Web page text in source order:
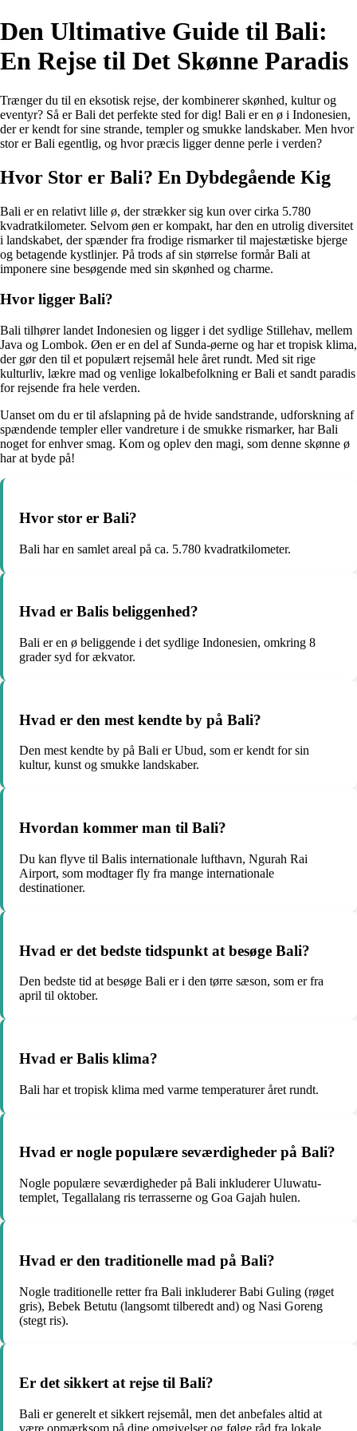
Den Ultimative Guide til Bali:
En Rejse til Det Skønne Paradis
Trænger du til en eksotisk rejse, der kombinerer skønhed, kultur og
eventyr? Så er Bali det perfekte sted for dig! Bali er en ø i Indonesien,
der er kendt for sine strande, templer og smukke landskaber. Men hvor
stor er Bali egentlig, og hvor præcis ligger denne perle i verden?
Hvor Stor er Bali? En Dybdegående Kig
Bali er en relativt lille ø, der strækker sig kun over cirka 5.780
kvadratkilometer. Selvom øen er kompakt, har den en utrolig diversitet
i landskabet, der spænder fra frodige rismarker til majestætiske bjerge
og betagende kystlinjer. På trods af sin størrelse formår Bali at
imponere sine besøgende med sin skønhed og charme.
Hvor ligger Bali?
Bali tilhører landet Indonesien og ligger i det sydlige Stillehav, mellem
Java og Lombok. Øen er en del af Sunda-øerne og har et tropisk klima,
der gør den til et populært rejsemål hele året rundt. Med sit rige
kulturliv, lækre mad og venlige lokalbefolkning er Bali et sandt paradis
for rejsende fra hele verden.
Uanset om du er til afslapning på de hvide sandstrande, udforskning af
spændende templer eller vandreture i de smukke rismarker, har Bali
noget for enhver smag. Kom og oplev den magi, som denne skønne ø
har at byde på!
Hvor stor er Bali?
Bali har en samlet areal på ca. 5.780 kvadratkilometer.
Hvad er Balis beliggenhed?
Bali er en ø beliggende i det sydlige Indonesien, omkring 8
grader syd for ækvator.
Hvad er den mest kendte by på Bali?
Den mest kendte by på Bali er Ubud, som er kendt for sin
kultur, kunst og smukke landskaber.
Hvordan kommer man til Bali?
Du kan flyve til Balis internationale lufthavn, Ngurah Rai
Airport, som modtager fly fra mange internationale
destinationer.
Hvad er det bedste tidspunkt at besøge Bali?
Den bedste tid at besøge Bali er i den tørre sæson, som er fra
april til oktober.
Hvad er Balis klima?
Bali har et tropisk klima med varme temperaturer året rundt.
Hvad er nogle populære seværdigheder på Bali?
Nogle populære seværdigheder på Bali inkluderer Uluwatu-
templet, Tegallalang ris terrasserne og Goa Gajah hulen.
Hvad er den traditionelle mad på Bali?
Nogle traditionelle retter fra Bali inkluderer Babi Guling (røget
gris), Bebek Betutu (langsomt tilberedt and) og Nasi Goreng
(stegt ris).
Er det sikkert at rejse til Bali?
Bali er generelt et sikkert rejsemål, men det anbefales altid at
være opmærksom på dine omgivelser og følge råd fra lokale